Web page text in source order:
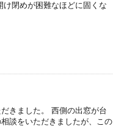
閉めが困難なほどに固くな
きました。 西側の出窓が台
談をいただきましたが、この